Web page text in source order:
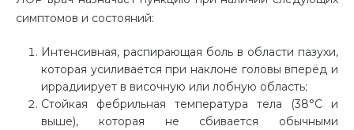
симптомов и состояний:
Интенсивная, распирающая боль в области пазухи,
которая усиливается при наклоне головы вперёд и
иррадиирует в височную или лобную область;
Стойкая фебрильная температура тела (38°C и
выше), которая не сбивается обычными